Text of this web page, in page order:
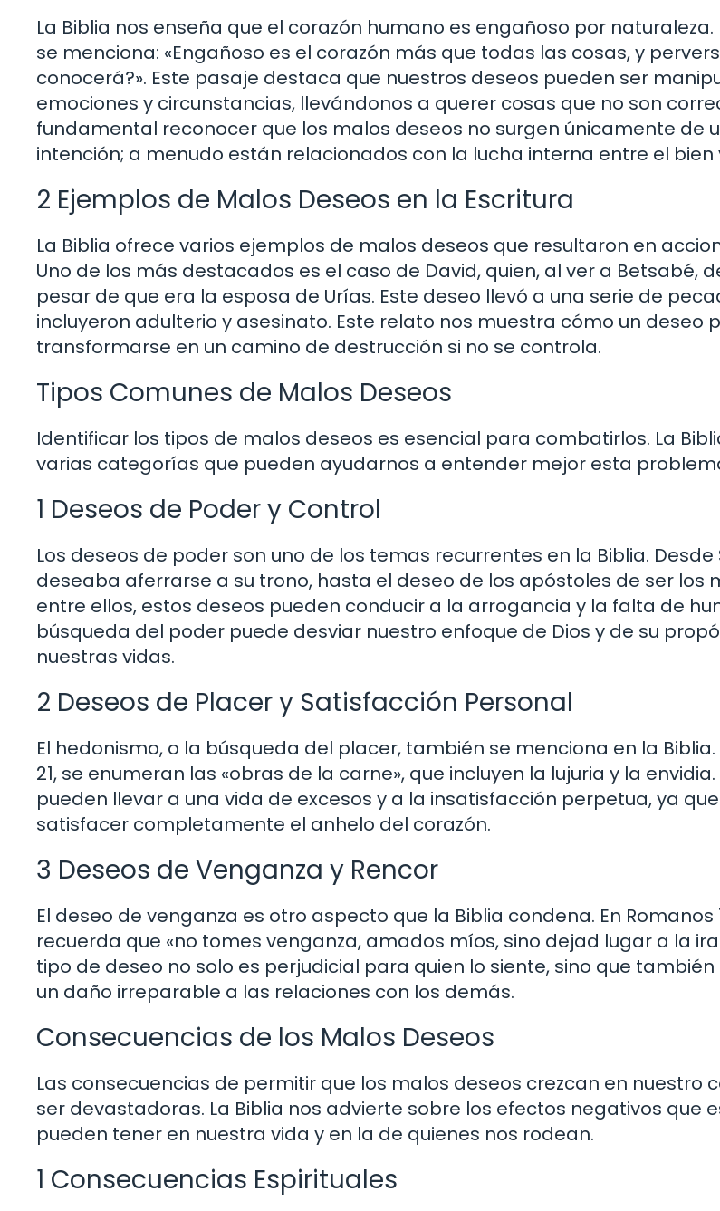
La Biblia nos enseña que el corazón humano es engañoso por naturaleza.
se menciona: «Engañoso es el corazón más que todas las cosas, y
conocerá?». Este pasaje destaca que nuestros deseos pueden ser
emociones y circunstancias, llevándonos a querer cosas que no son
fundamental reconocer que los malos deseos no surgen únicamente de
intención; a menudo están relacionados con la lucha interna entre el bien
2 Ejemplos de Malos Deseos en la Escritura
La Biblia ofrece varios ejemplos de malos deseos que resultaron en
Uno de los más destacados es el caso de David, quien, al ver a Betsabé,
pesar de que era la esposa de Urías. Este deseo llevó a una serie de
incluyeron adulterio y asesinato. Este relato nos muestra cómo un deseo
transformarse en un camino de destrucción si no se controla.
Tipos Comunes de Malos Deseos
Identificar los tipos de malos deseos es esencial para combatirlos. La
varias categorías que pueden ayudarnos a entender mejor esta
1 Deseos de Poder y Control
Los deseos de poder son uno de los temas recurrentes en la Biblia. Desde
deseaba aferrarse a su trono, hasta el deseo de los apóstoles de ser los
entre ellos, estos deseos pueden conducir a la arrogancia y la falta de
búsqueda del poder puede desviar nuestro enfoque de Dios y de su
nuestras vidas.
2 Deseos de Placer y Satisfacción Personal
El hedonismo, o la búsqueda del placer, también se menciona en la Biblia.
21, se enumeran las «obras de la carne», que incluyen la lujuria y la
pueden llevar a una vida de excesos y a la insatisfacción perpetua, ya
satisfacer completamente el anhelo del corazón.
3 Deseos de Venganza y Rencor
El deseo de venganza es otro aspecto que la Biblia condena. En Romanos
recuerda que «no tomes venganza, amados míos, sino dejad lugar a la ira
tipo de deseo no solo es perjudicial para quien lo siente, sino que
un daño irreparable a las relaciones con los demás.
Consecuencias de los Malos Deseos
Las consecuencias de permitir que los malos deseos crezcan en nuestro
ser devastadoras. La Biblia nos advierte sobre los efectos negativos que
pueden tener en nuestra vida y en la de quienes nos rodean.
1 Consecuencias Espirituales